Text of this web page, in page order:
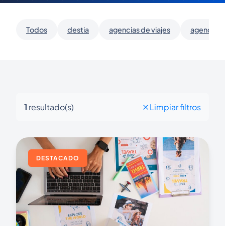
Todos destia agencias de viajes agencias
1 resultado(s) Limpiar filtros
DESTACADO